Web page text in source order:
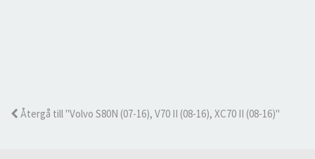
Återgå till "Volvo S80N (07-16), V70 II (08-16), XC70 II (08-16)"